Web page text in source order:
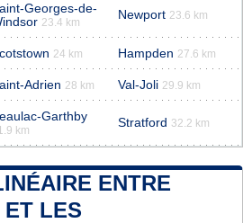
Georges-de-
23.4 km
Newport 23.6 km
24 km Hampden 27.6 km
Adrien 28 km Val-Joli 29.9 km
Garthby
km
Stratford 32.2 km
ENTRE
LES